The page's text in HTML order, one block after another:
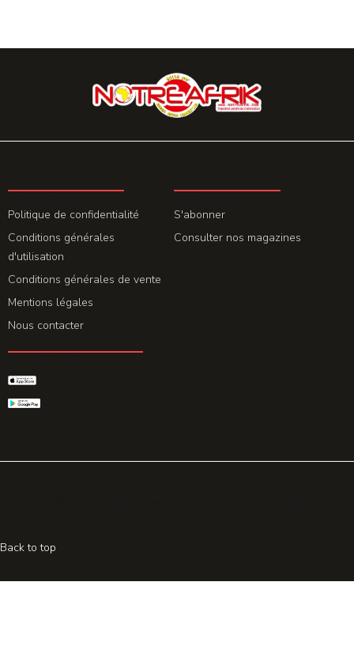
Politique de confidentialité
Conditions générales
d'utilisation
Conditions générales de vente
Mentions légales
Nous contacter
S'abonner
Consulter nos magazines
Back to top